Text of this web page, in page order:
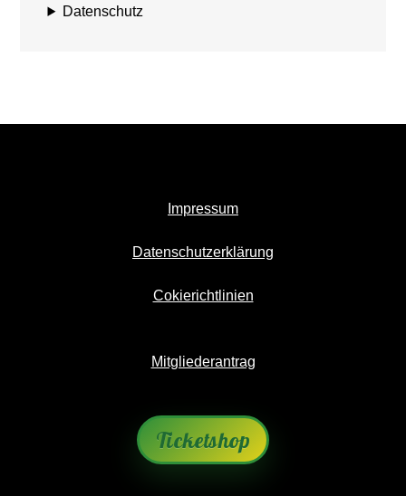
Datenschutz
Impressum
Datenschutzerklärung
Cokierichtlinien
Mitgliederantrag
Ticketshop